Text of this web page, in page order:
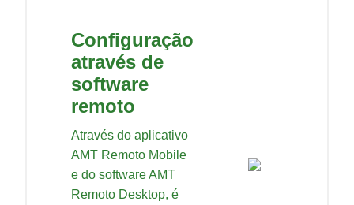
Configuração
através de
software
remoto
Através do aplicativo
AMT Remoto Mobile
e do software AMT
Remoto Desktop, é